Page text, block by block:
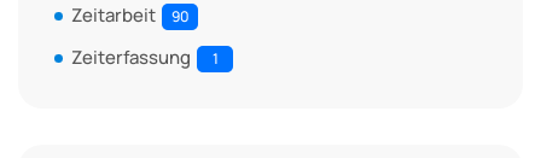
Zeitarbeit 90
Zeiterfassung 1